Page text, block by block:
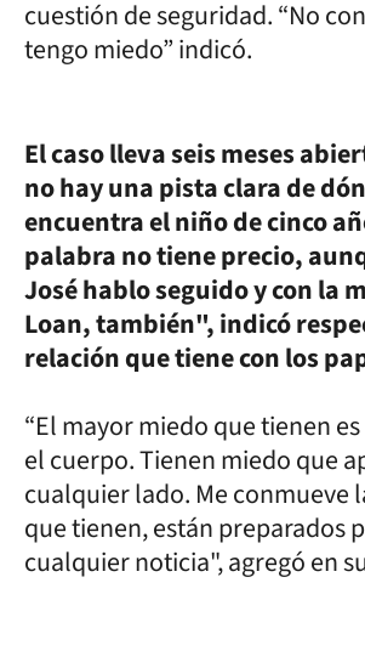
cuestión de seguridad. “No
tengo miedo” indicó.
El caso lleva seis meses
no hay una pista clara de
encuentra el niño de cinco
palabra no tiene precio,
José hablo seguido y con la
Loan, también", indicó
relación que tiene con los
“El mayor miedo que tienen
el cuerpo. Tienen miedo que
cualquier lado. Me conmueve
que tienen, están preparados
cualquier noticia", agregó en